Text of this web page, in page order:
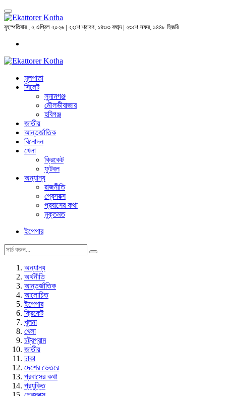
বৃহস্পতিবার , ২ এপ্রিল ২০২৬ | ২২শে শ্রাবণ, ১৪৩৩ বঙ্গাব্দ | ২৩শে সফর, ১৪৪৮ হিজরি
মূলপাতা
সিলেট
সুনামগঞ্জ
মৌলভীবাজার
হবিগঞ্জ
জাতীয়
আন্তর্জাতিক
বিনোদন
খেলা
ক্রিকেট
ফুটবল
অন্যান্য
রাজনীতি
প্রেসবক্স
প্রবাসের কথা
মুক্তমত
ইপেপার
অন্যান্য
অর্থনীতি
আন্তর্জাতিক
আলোচিত
ইপেপার
ক্রিকেট
খুলনা
খেলা
চট্রগ্রাম
জাতীয়
ঢাকা
দেশের ভেতরে
প্রবাসের কথা
প্রযুক্তি